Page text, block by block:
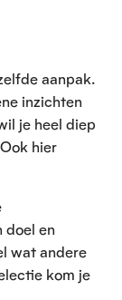
aanpak.
inzichten
je heel diep
hier
doel en
wat andere
kom je